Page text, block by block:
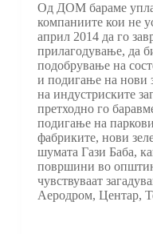
Од ДОМ бараме
компаниите кои не
април 2014 да го
прилагодување, да
подобрување на
и подигање на нови
на индустриските
претходно го
подигање на
фабриките, нови
шумата Гази Баба,
површини во
чувствуваат
Аеродром, Центар,